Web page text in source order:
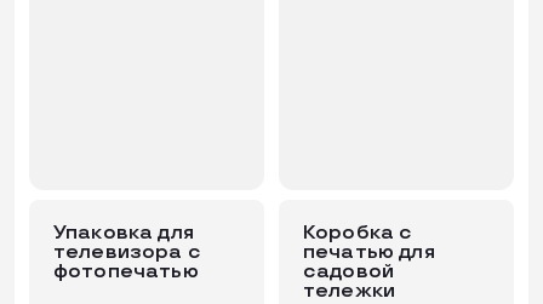
Упаковка для
телевизора с
фотопечатью
Коробка с
печатью для
садовой
тележки